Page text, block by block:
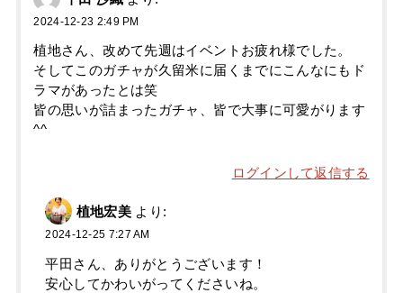
2024-12-23 2:49 PM
植地さん、改めて先週はイベントお疲れ様でした。
そしてこのガチャが久留米に届くまでにこんなにもド
ラマがあったとは笑
皆の思いが詰まったガチャ、皆で大事に可愛がります
^^
ログインして返信する
植地宏美 より:
2024-12-25 7:27 AM
平田さん、ありがとうございます！
安心してかわいがってくださいね。